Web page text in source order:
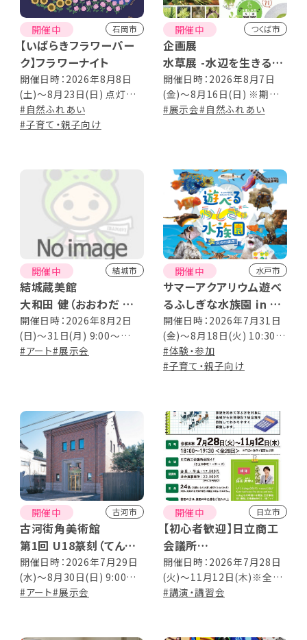
開催中 石岡市
【いばらきフラワーパー
ク】フラワーナイト
開催日時：2026年8月8日
(土)～8月23日(日) 点灯
18:00 ※開園時間13:00～
20:30(最終入園20:00)
#自然ふれあい
#子育て・親子向け
開催中 つくば市
企画展
水草展 -水辺を生きる多
彩なかたち-
開催日時：2026年8月7日
(金)～8月16日(日) ※期間
中休園日なし 9:00～
#展示会#自然ふれあい
開催中 結城市
結城蔵美館
大和田 健（おおわだ たけ
し）写真展 ～ 一期一会
～
開催日時：2026年8月2日
(日)～31日(月) 9:00～
17:00 （最終日は12:00ま
#アート#展示会
開催中 水戸市
サマーアクアリウム遊べ
るふしぎな水族園 in 京
成百貨店
開催日時：2026年7月31日
(金)～8月18日(火) 10:30～
19:00 [最終日は16:00ま
で] ※入場はそれぞれ閉場
#体験・参加
#子育て・親子向け
開催中 古河市
古河街角美術館
第1回 U18篆刻（てんこ
く）展
開催日時：2026年7月29日
(水)～8月30日(日) 9:00～
17:00（入館は16:30まで）
#アート#展示会
開催中 日立市
【初心者歓迎】日立商工
会議所
日商簿記3級 資格取得
講座 受講生募集
開催日時：2026年7月28日
(火)～11月12日(木)※全28
回 18:00～19:30
#講演・講習会